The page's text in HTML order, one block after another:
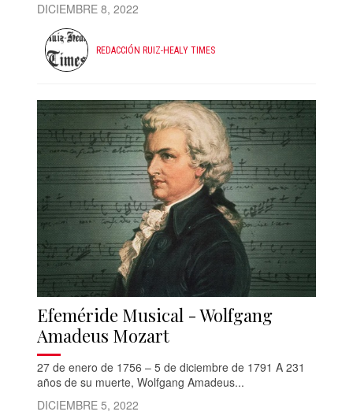
DICIEMBRE 8, 2022
REDACCIÓN RUIZ-HEALY TIMES
Efeméride Musical - Wolfgang
Amadeus Mozart
27 de enero de 1756 – 5 de diciembre de 1791 A 231
años de su muerte, Wolfgang Amadeus...
DICIEMBRE 5, 2022